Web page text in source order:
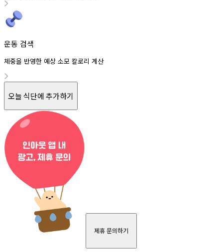
운동 검색
체중을 반영한 예상 소모 칼로리 계산
오늘 식단에 추가하기
제휴 문의하기